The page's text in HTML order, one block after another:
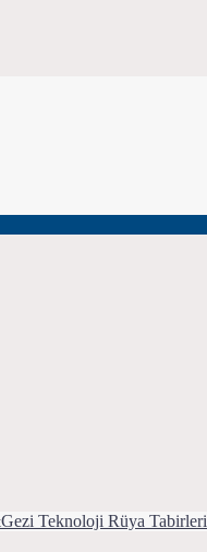
Teknoloji Rüya Tabirleri